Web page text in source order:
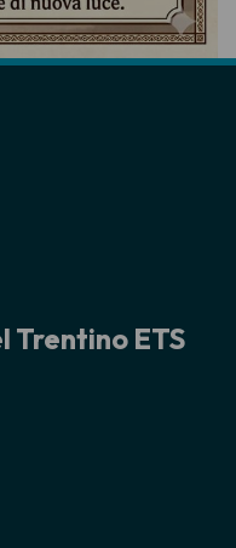
Trentino ETS